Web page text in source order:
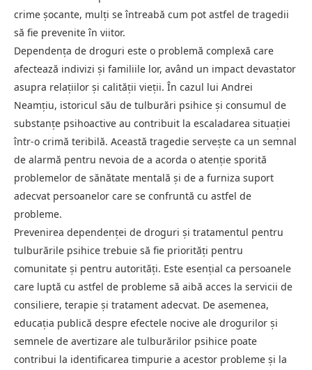
crime șocante, mulți se întreabă cum pot astfel de tragedii
să fie prevenite în viitor.
Dependența de droguri este o problemă complexă care
afectează indivizi și familiile lor, având un impact devastator
asupra relațiilor și calității vieții. În cazul lui Andrei
Neamțiu, istoricul său de tulburări psihice și consumul de
substanțe psihoactive au contribuit la escaladarea situației
într-o crimă teribilă. Această tragedie servește ca un semnal
de alarmă pentru nevoia de a acorda o atenție sporită
problemelor de sănătate mentală și de a furniza suport
adecvat persoanelor care se confruntă cu astfel de
probleme.
Prevenirea dependenței de droguri și tratamentul pentru
tulburările psihice trebuie să fie priorități pentru
comunitate și pentru autorități. Este esențial ca persoanele
care luptă cu astfel de probleme să aibă acces la servicii de
consiliere, terapie și tratament adecvat. De asemenea,
educația publică despre efectele nocive ale drogurilor și
semnele de avertizare ale tulburărilor psihice poate
contribui la identificarea timpurie a acestor probleme și la